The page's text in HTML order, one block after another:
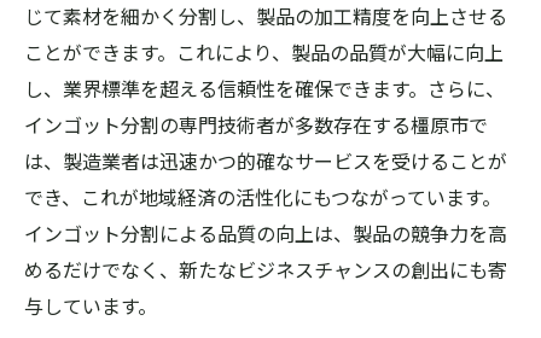
じて素材を細かく分割し、製品の加工精度を向上させる
ことができます。これにより、製品の品質が大幅に向上
し、業界標準を超える信頼性を確保できます。さらに、
インゴット分割の専門技術者が多数存在する橿原市で
は、製造業者は迅速かつ的確なサービスを受けることが
でき、これが地域経済の活性化にもつながっています。
インゴット分割による品質の向上は、製品の競争力を高
めるだけでなく、新たなビジネスチャンスの創出にも寄
与しています。